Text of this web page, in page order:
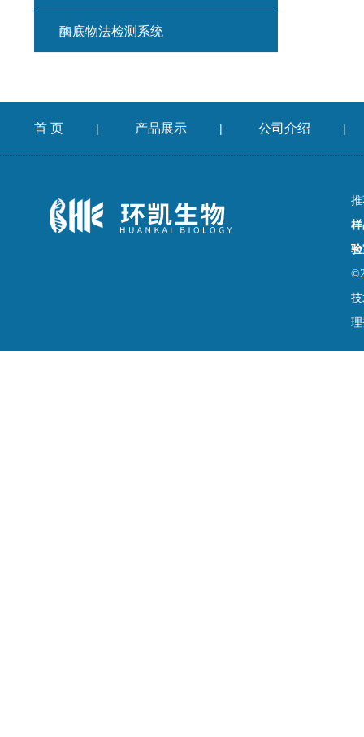
酶底物法检测系统
首 页 | 产品展示 | 公司介绍 |